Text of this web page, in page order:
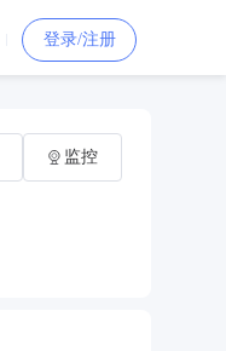
登录/注册
监控